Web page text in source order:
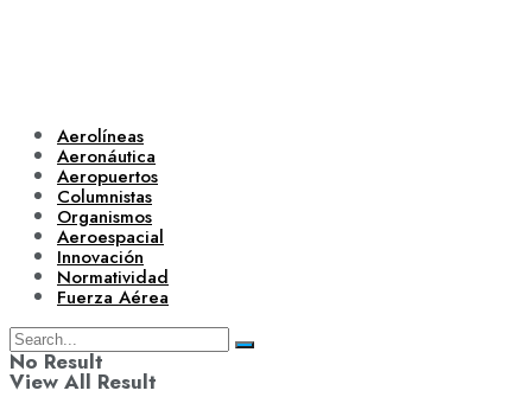
Aerolíneas
Aeronáutica
Aeropuertos
Columnistas
Organismos
Aeroespacial
Innovación
Normatividad
Fuerza Aérea
No Result
View All Result